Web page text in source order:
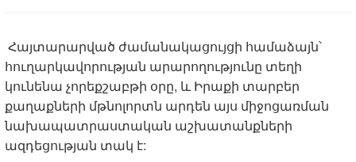
Հայտարարված ժամանակացույցի համաձայն՝
հուղարկավորության արարողությունը տեղի
կունենա չորեքշաբթի օրը, և Իրաքի տարբեր
քաղաքների մթնոլորտն արդեն այս միջոցառման
նախապատրաստական աշխատանքների
ազդեցության տակ է: